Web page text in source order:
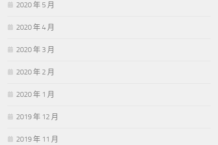
2020 年 5 月
2020 年 4 月
2020 年 3 月
2020 年 2 月
2020 年 1 月
2019 年 12 月
2019 年 11 月